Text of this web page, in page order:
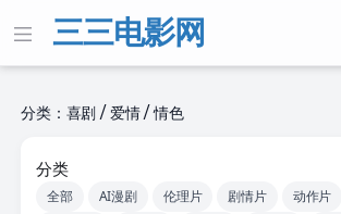
三三电影网
分类：喜剧 / 爱情 / 情色
分类
全部 AI漫剧 伦理片 剧情片 动作片